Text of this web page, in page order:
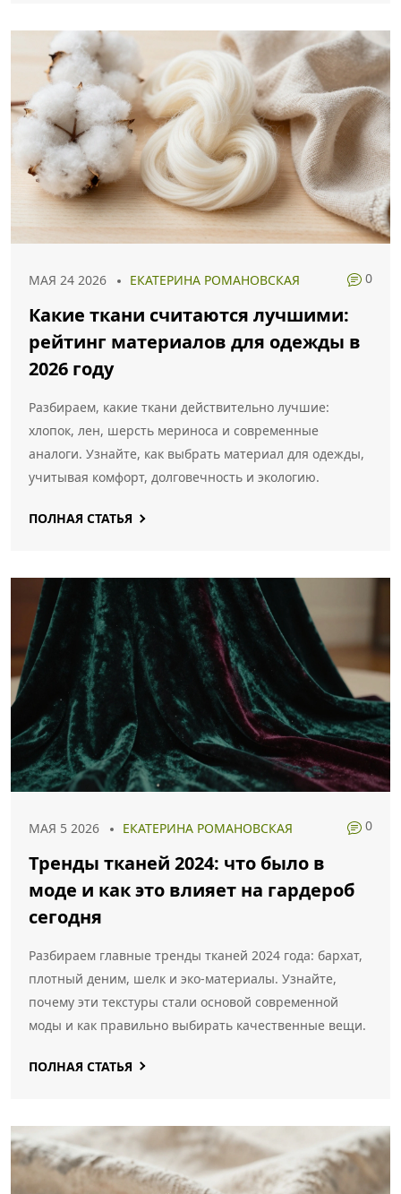
МАЯ 24 2026 ЕКАТЕРИНА РОМАНОВСКАЯ 0
Какие ткани считаются лучшими:
рейтинг материалов для одежды в
2026 году
Разбираем, какие ткани действительно лучшие:
хлопок, лен, шерсть мериноса и современные
аналоги. Узнайте, как выбрать материал для одежды,
учитывая комфорт, долговечность и экологию.
ПОЛНАЯ СТАТЬЯ
МАЯ 5 2026 ЕКАТЕРИНА РОМАНОВСКАЯ 0
Тренды тканей 2024: что было в
моде и как это влияет на гардероб
сегодня
Разбираем главные тренды тканей 2024 года: бархат,
плотный деним, шелк и эко-материалы. Узнайте,
почему эти текстуры стали основой современной
моды и как правильно выбирать качественные вещи.
ПОЛНАЯ СТАТЬЯ